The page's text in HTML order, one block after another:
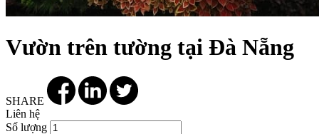
Vườn trên tường tại Đà Nẵng
SHARE
Liên hệ
Số lượng